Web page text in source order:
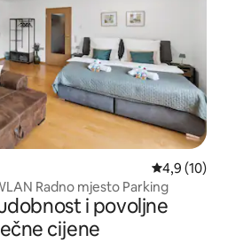
Prosječna
4,9 (10)
Radno mjesto Parking
i povoljne
cijene